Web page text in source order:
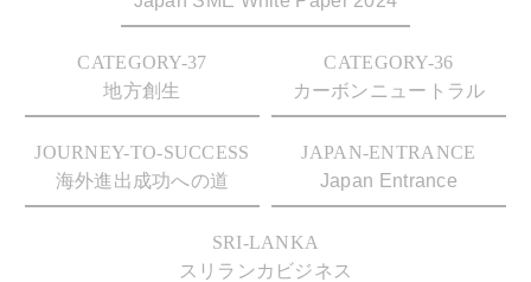
CATEGORY-37
地方創生
CATEGORY-36
カーボンニュートラル
JOURNEY-TO-SUCCESS
海外進出成功への道
JAPAN-ENTRANCE
Japan Entrance
SRI-LANKA
スリランカビジネス